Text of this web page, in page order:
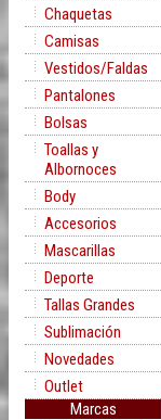
Chaquetas
Camisas
Vestidos/Faldas
Pantalones
Bolsas
Toallas y
Albornoces
Body
Accesorios
Mascarillas
Deporte
Tallas Grandes
Sublimación
Novedades
Outlet
Marcas